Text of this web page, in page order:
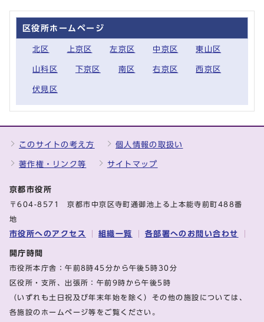
区役所ホームページ
北区 上京区 左京区 中京区 東山区
山科区 下京区 南区 右京区 西京区
伏見区
このサイトの考え方 個人情報の取扱い
著作権・リンク等 サイトマップ
京都市役所
〒604-8571 京都市中京区寺町通御池上る上本能寺前町488番
地
市役所へのアクセス 組織一覧 各部署へのお問い合わせ
開庁時間
市役所本庁舎：午前8時45分から午後5時30分
区役所・支所、出張所：午前9時から午後5時
（いずれも土日祝及び年末年始を除く）その他の施設については、
各施設のホームページ等をご覧ください。